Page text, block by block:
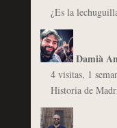
¿Es la
Damià
4 visitas, 1
Historia de